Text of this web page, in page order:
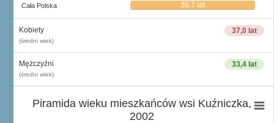
Cała Polska 36,7 lat
37,0 lat
Kobiety
(średni wiek)
33,4 lat
Mężczyźni
(średni wiek)
Piramida wieku mieszkańców wsi Kuźniczka,
2002